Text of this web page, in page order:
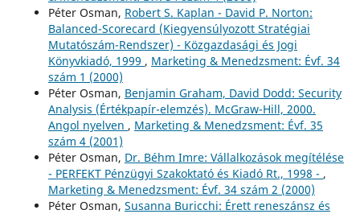
Péter Osman, Robert S. Kaplan - David P. Norton:
Balanced-Scorecard (Kiegyensúlyozott Stratégiai
Mutatószám-Rendszer) - Közgazdasági és Jogi
Könyvkiadó, 1999 , Marketing & Menedzsment: Évf. 34
szám 1 (2000)
Péter Osman, Benjamin Graham, David Dodd: Security
Analysis (Értékpapír-elemzés). McGraw-Hill, 2000.
Angol nyelven , Marketing & Menedzsment: Évf. 35
szám 4 (2001)
Péter Osman, Dr. Béhm Imre: Vállalkozások megítélése
- PERFEKT Pénzügyi Szakoktató és Kiadó Rt., 1998 - ,
Marketing & Menedzsment: Évf. 34 szám 2 (2000)
Péter Osman, Susanna Buricchi: Érett reneszánsz és